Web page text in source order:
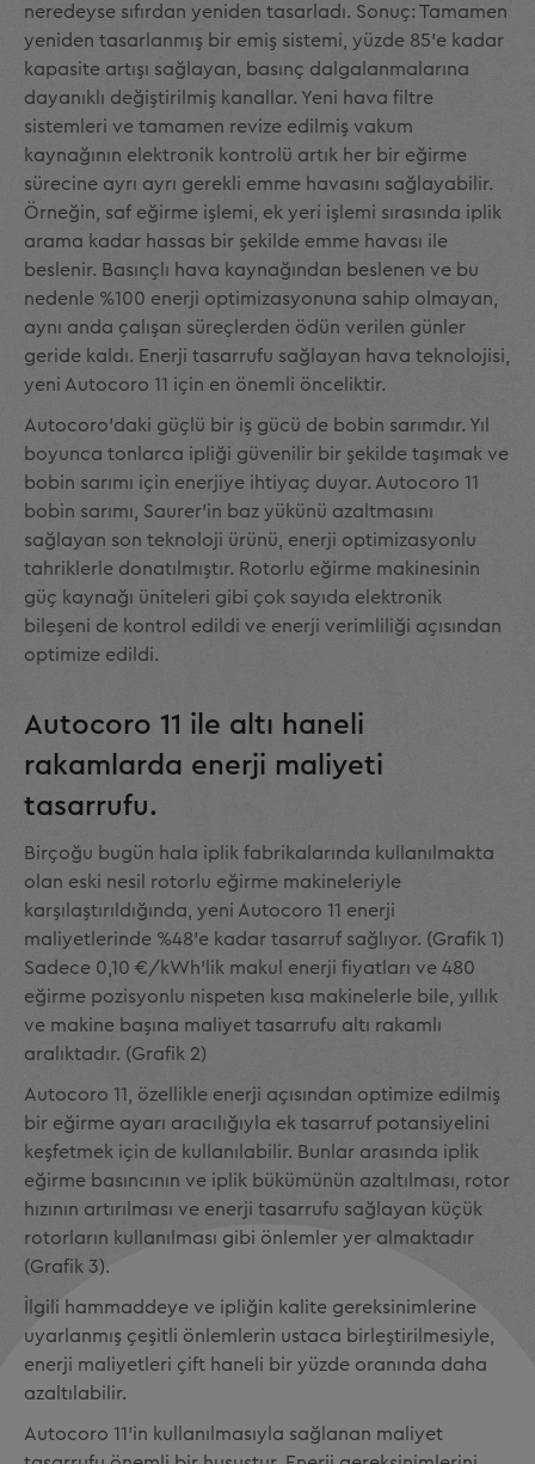
neredeyse sıfırdan yeniden tasarladı. Sonuç: Tamamen
yeniden tasarlanmış bir emiş sistemi, yüzde 85'e kadar
kapasite artışı sağlayan, basınç dalgalanmalarına
dayanıklı değiştirilmiş kanallar. Yeni hava filtre
sistemleri ve tamamen revize edilmiş vakum
kaynağının elektronik kontrolü artık her bir eğirme
sürecine ayrı ayrı gerekli emme havasını sağlayabilir.
Örneğin, saf eğirme işlemi, ek yeri işlemi sırasında iplik
arama kadar hassas bir şekilde emme havası ile
beslenir. Basınçlı hava kaynağından beslenen ve bu
nedenle %100 enerji optimizasyonuna sahip olmayan,
aynı anda çalışan süreçlerden ödün verilen günler
geride kaldı. Enerji tasarrufu sağlayan hava teknolojisi,
yeni Autocoro 11 için en önemli önceliktir.
Autocoro'daki güçlü bir iş gücü de bobin sarımdır. Yıl
boyunca tonlarca ipliği güvenilir bir şekilde taşımak ve
bobin sarımı için enerjiye ihtiyaç duyar. Autocoro 11
bobin sarımı, Saurer'in baz yükünü azaltmasını
sağlayan son teknoloji ürünü, enerji optimizasyonlu
tahriklerle donatılmıştır. Rotorlu eğirme makinesinin
güç kaynağı üniteleri gibi çok sayıda elektronik
bileşeni de kontrol edildi ve enerji verimliliği açısından
optimize edildi.
Autocoro 11 ile altı haneli
rakamlarda enerji maliyeti
tasarrufu.
Birçoğu bugün hala iplik fabrikalarında kullanılmakta
olan eski nesil rotorlu eğirme makineleriyle
karşılaştırıldığında, yeni Autocoro 11 enerji
maliyetlerinde %48'e kadar tasarruf sağlıyor. (Grafik 1)
Sadece 0,10 €/kWh'lik makul enerji fiyatları ve 480
eğirme pozisyonlu nispeten kısa makinelerle bile, yıllık
ve makine başına maliyet tasarrufu altı rakamlı
aralıktadır. (Grafik 2)
Autocoro 11, özellikle enerji açısından optimize edilmiş
bir eğirme ayarı aracılığıyla ek tasarruf potansiyelini
keşfetmek için de kullanılabilir. Bunlar arasında iplik
eğirme basıncının ve iplik bükümünün azaltılması, rotor
hızının artırılması ve enerji tasarrufu sağlayan küçük
rotorların kullanılması gibi önlemler yer almaktadır
(Grafik 3).
İlgili hammaddeye ve ipliğin kalite gereksinimlerine
uyarlanmış çeşitli önlemlerin ustaca birleştirilmesiyle,
enerji maliyetleri çift haneli bir yüzde oranında daha
azaltılabilir.
Autocoro 11'in kullanılmasıyla sağlanan maliyet